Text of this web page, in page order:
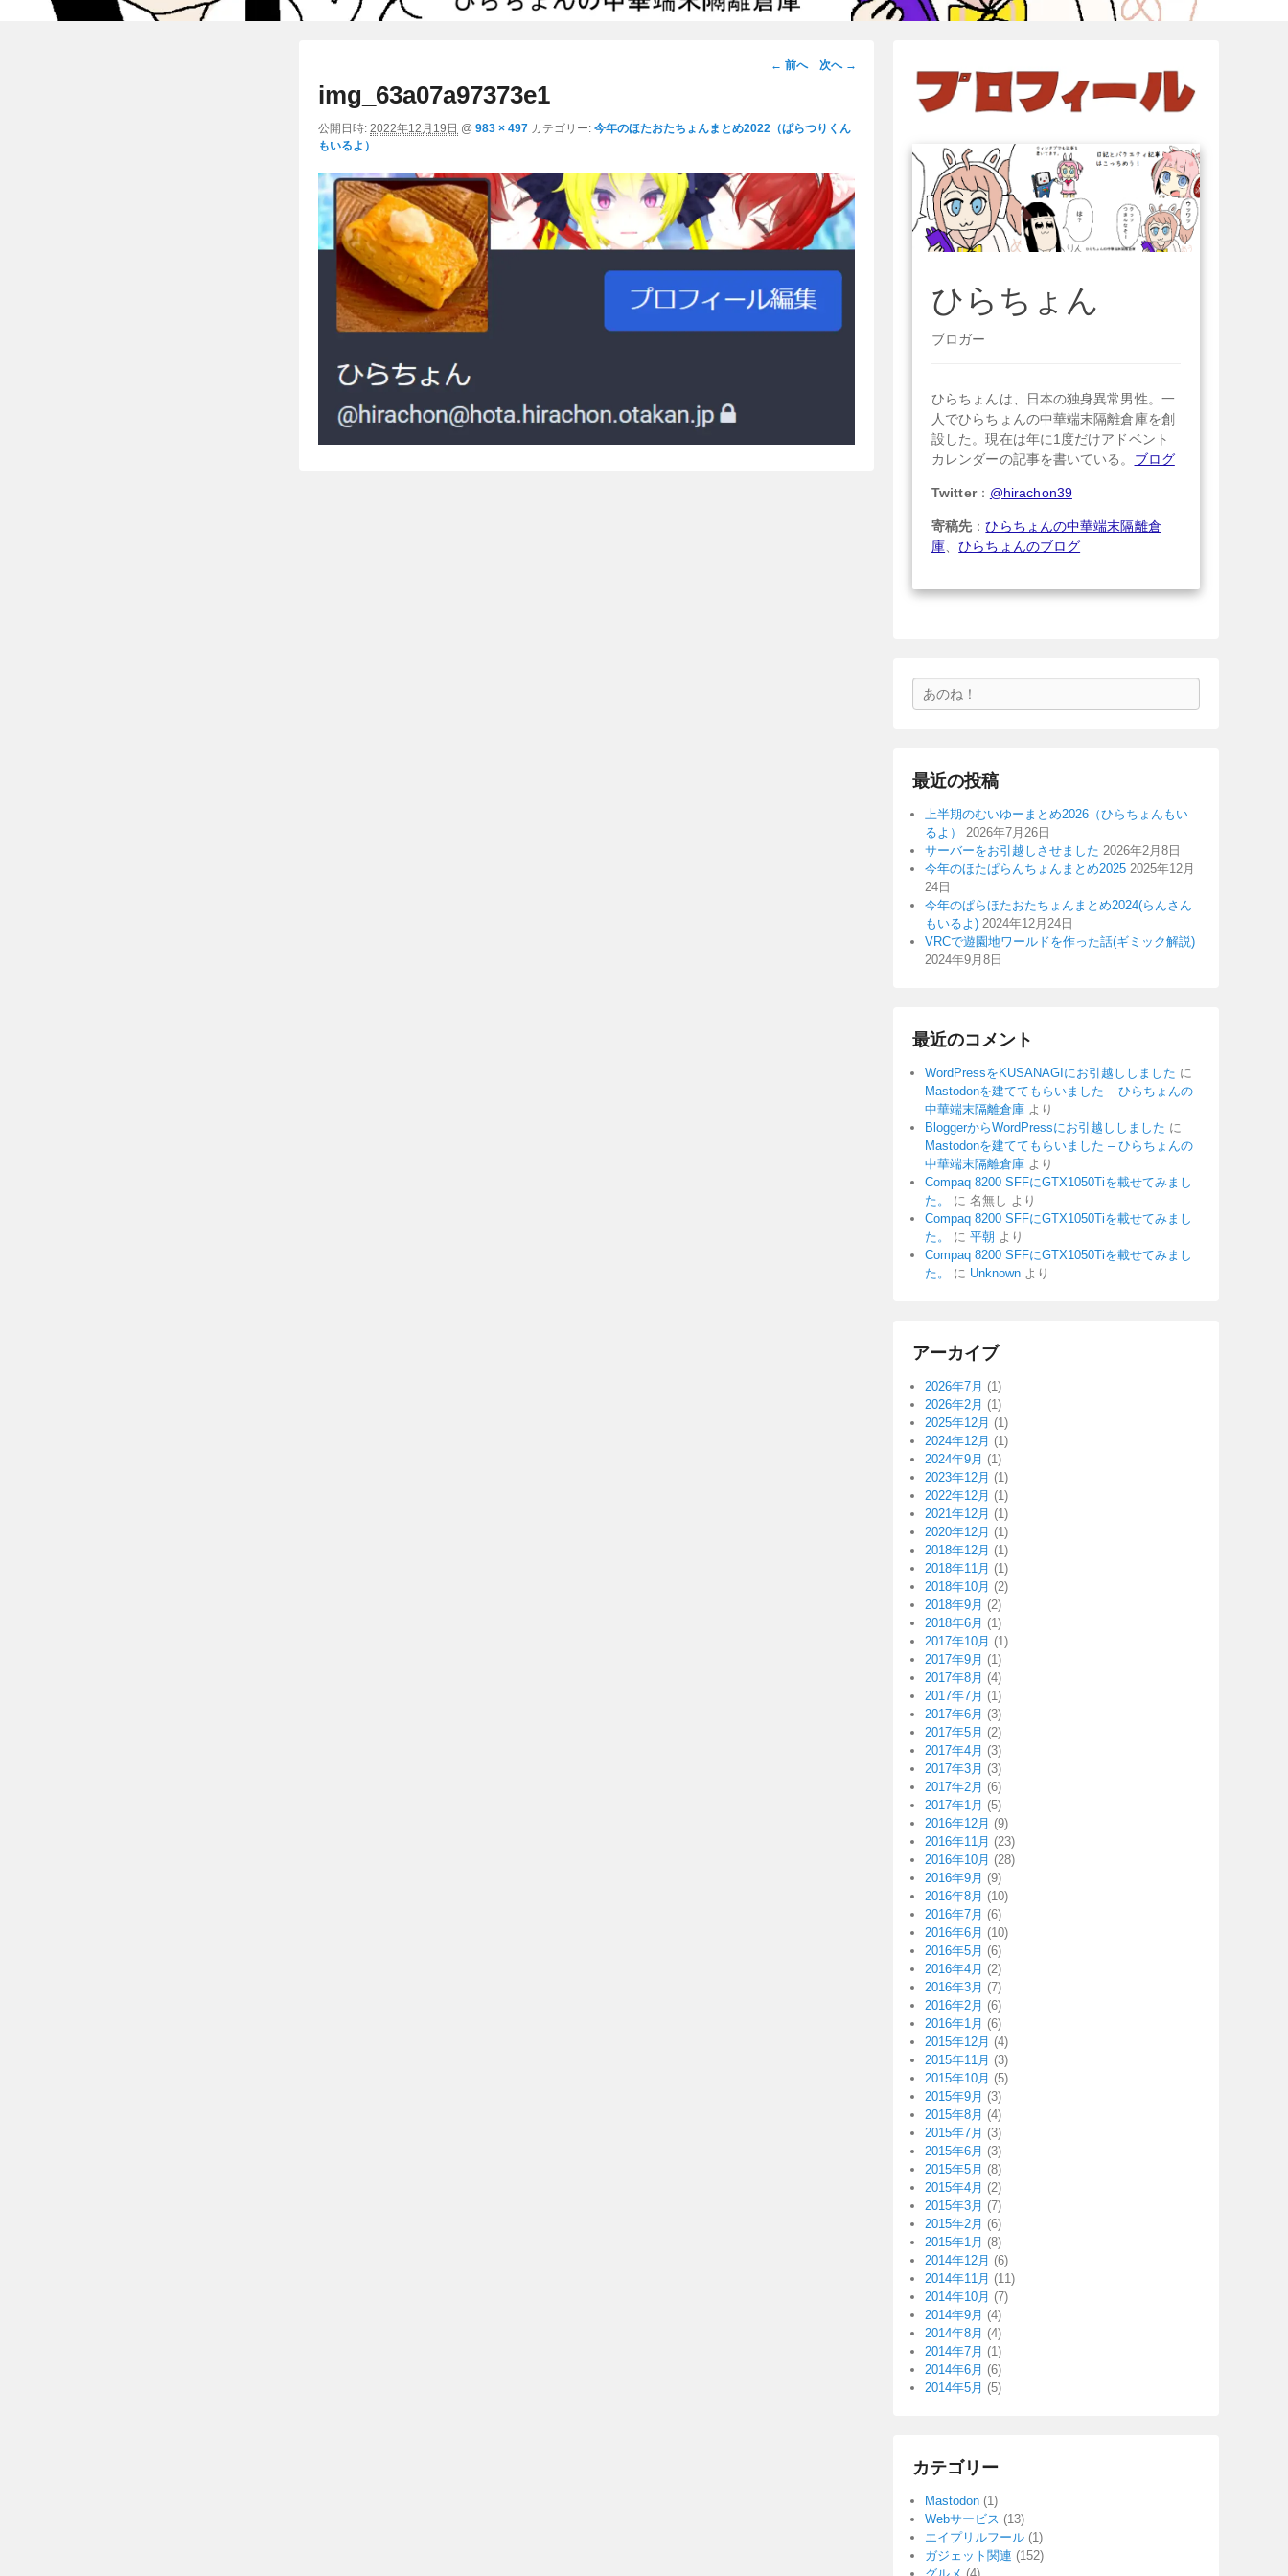
画
ビ
ー
シ
ョ
ン
← 前へ 次へ →
img_63a07a97373e1
公開日時: 2022年12月19日 @ 983 × 497 カテゴリー: 今年のほたおたちょんまとめ2022（ぱらつりくん
もいるよ）
ひらちょん
ブロガー
ひらちょんは、日本の独身異常男性。一
人でひらちょんの中華端末隔離倉庫を創
設した。現在は年に1度だけアドベント
カレンダーの記事を書いている。 ブログ
Twitter： @hirachon39
寄稿先 ：ひらちょんの中華端末隔離倉
庫 、ひらちょんのブログ
索
最近の投稿
上半期のむいゆーまとめ2026（ひらちょんもい
るよ）
2026年7月26日
サーバーをお引越しさせました 2026年2月8日
今年のほたぱらんちょんまとめ2025 2025年12月
24日
今年のぱらほたおたちょんまとめ2024(らんさん
もいるよ) 2024年12月24日
VRCで遊園地ワールドを作った話(ギミック解説)
2024年9月8日
最近のコメント
WordPressをKUSANAGIにお引越ししました に
Mastodonを建ててもらいました – ひらちょんの
中華端末隔離倉庫 より
BloggerからWordPressにお引越ししました に
Mastodonを建ててもらいました – ひらちょんの
中華端末隔離倉庫 より
Compaq 8200 SFFにGTX1050Tiを載せてみまし
た。
に 名無し より
Compaq 8200 SFFにGTX1050Tiを載せてみまし
た。
に 平朝 より
Compaq 8200 SFFにGTX1050Tiを載せてみまし
た。
に Unknown より
アーカイブ
2026年7月 (1)
2026年2月 (1)
2025年12月 (1)
2024年12月 (1)
2024年9月 (1)
2023年12月 (1)
2022年12月 (1)
2021年12月 (1)
2020年12月 (1)
2018年12月 (1)
2018年11月 (1)
2018年10月 (2)
2018年9月 (2)
2018年6月 (1)
2017年10月 (1)
2017年9月 (1)
2017年8月 (4)
2017年7月 (1)
2017年6月 (3)
2017年5月 (2)
2017年4月 (3)
2017年3月 (3)
2017年2月 (6)
2017年1月 (5)
2016年12月 (9)
2016年11月 (23)
2016年10月 (28)
2016年9月 (9)
2016年8月 (10)
2016年7月 (6)
2016年6月 (10)
2016年5月 (6)
2016年4月 (2)
2016年3月 (7)
2016年2月 (6)
2016年1月 (6)
2015年12月 (4)
2015年11月 (3)
2015年10月 (5)
2015年9月 (3)
2015年8月 (4)
2015年7月 (3)
2015年6月 (3)
2015年5月 (8)
2015年4月 (2)
2015年3月 (7)
2015年2月 (6)
2015年1月 (8)
2014年12月 (6)
2014年11月 (11)
2014年10月 (7)
2014年9月 (4)
2014年8月 (4)
2014年7月 (1)
2014年6月 (6)
2014年5月 (5)
カテゴリー
Mastodon (1)
Webサービス (13)
エイプリルフール (1)
ガジェット関連 (152)